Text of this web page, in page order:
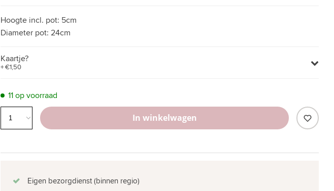
Hoogte incl. pot: 5cm
Diameter pot: 24cm
Kaartje?
+ €1,50
11 op voorraad
In winkelwagen
Eigen bezorgdienst (binnen regio)